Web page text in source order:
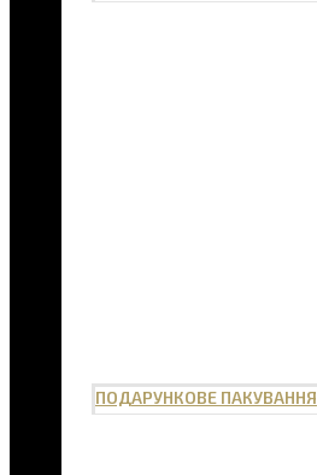
ПОДАРУНКОВЕ ПАКУВАННЯ